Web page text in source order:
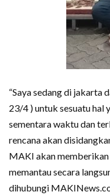
“Saya sedang di jakarta
23/4 ) untuk sesuatu hal
sementara waktu dan
rencana akan
MAKI akan
memantau secara
dihubungi